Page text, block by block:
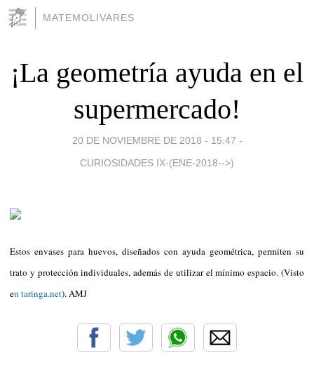
MATEMOLIVARES
¡La geometría ayuda en el
supermercado!
20 DE NOVIEMBRE DE 2018 - 15:47 -
CURIOSIDADES IX-(ENE-2018-->)
Estos envases para huevos, diseñados con ayuda geométrica, permiten su
trato y protección individuales, además de utilizar el mínimo espacio. (Visto
en taringa.net). AMJ